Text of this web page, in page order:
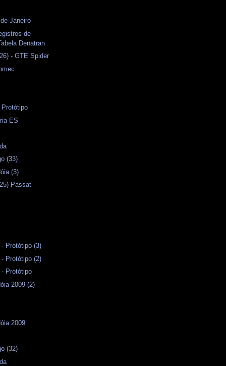
Janeiro
de
Denatran
- GTE Spider
Protótipo
ES
(33)
(3)
Passat
Protótipo (3)
Protótipo (2)
Protótipo
2009 (2)
2009
(32)